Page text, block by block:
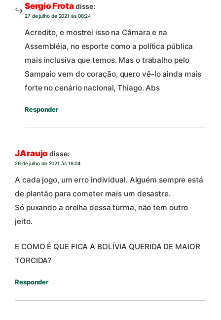
Sergio Frotadisse:
27 de julho de 2021 às 08:24
Acredito, e mostrei isso na Câmara e na
Assembléia, no esporte como a política pública
mais inclusiva que temos. Mas o trabalho pelo
Sampaio vem do coração, quero vê-lo ainda mais
forte no cenário nacional, Thiago. Abs
Responder
JAraujo disse:
26 de julho de 2021 às 18:04
A cada jogo, um erro individual. Alguém sempre está
de plantão para cometer mais um desastre.
Só puxando a orelha dessa turma, não tem outro
jeito.
E COMO É QUE FICA A BOLÍVIA QUERIDA DE MAIOR
TORCIDA?
Responder